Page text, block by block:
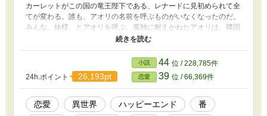
カーレットがこの国の竜王陛下である、レナードに見初められて全
てが変わる。誰も、アオリの名前を呼ぶものがいなくなったのだ。
みんな、妹様、とアオリを呼ぶ。孤独に耐えかねたアオリは、隣国
へと旅にでることにした。──そこで、自分の本当の運命が待って
いるとも、知らずに。 ※以前投稿していた「竜王陛下の番……の
妹様は、隣国で溺愛される」のリメイクです。
24h.ポイント 26,193pt
小説 44 位 / 228,785件
恋愛 39 位 / 66,369件
恋愛 異世界 ハッピーエンド
番